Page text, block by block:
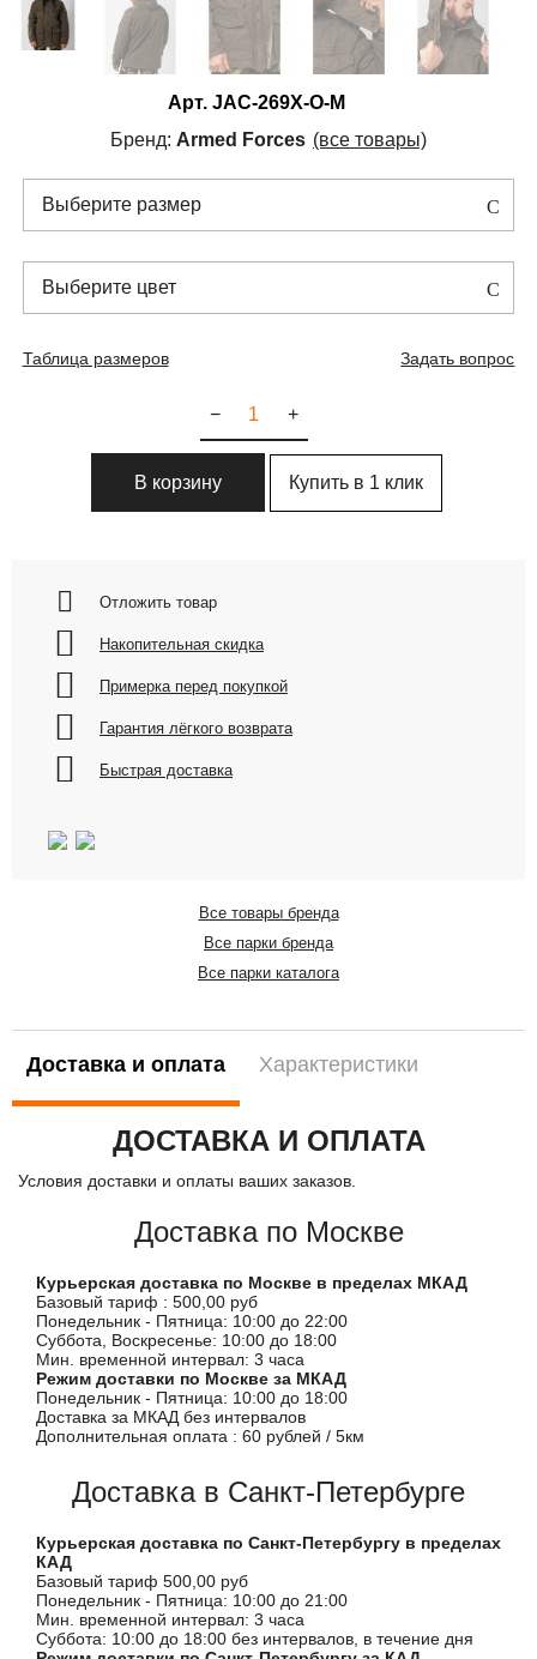
Арт. JAC-269X-O-M
Бренд: Armed Forces (все товары)
Выберите размер
Выберите цвет
Таблица размеров Задать вопрос
+
−
В корзину Купить в 1 клик
Отложить товар
Накопительная скидка
Примерка перед покупкой
Гарантия лёгкого возврата
Быстрая доставка
Все товары бренда
Все парки бренда
Все парки каталога
Доставка и оплата Характеристики
ДОСТАВКА И ОПЛАТА
Условия доставки и оплаты ваших заказов.
Доставка по Москве
Курьерская доставка по Москве в пределах МКАД
Базовый тариф : 500,00 руб
Понедельник - Пятница: 10:00 до 22:00
Суббота, Воскресенье: 10:00 до 18:00
Мин. временной интервал: 3 часа
Режим доставки по Москве за МКАД
Понедельник - Пятница: 10:00 до 18:00
Доставка за МКАД без интервалов
Дополнительная оплата : 60 рублей / 5км
Доставка в Санкт-Петербурге
Курьерская доставка по Санкт-Петербургу в пределах
КАД
Базовый тариф 500,00 руб
Понедельник - Пятница: 10:00 до 21:00
Мин. временной интервал: 3 часа
Суббота: 10:00 до 18:00 без интервалов, в течение дня